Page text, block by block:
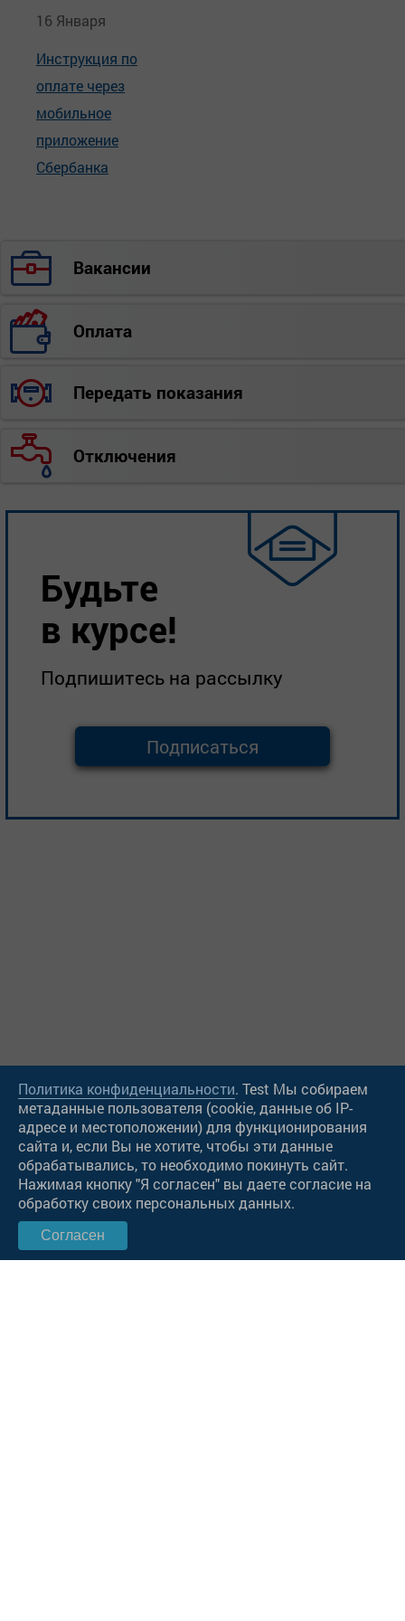
Вакансии
Оплата
Передать показания
Отключения
Будьте
в курсе!
Подпишитесь на рассылку
Подписаться
16 Января
Инструкция по
оплате через
мобильное
приложение
Сбербанка
Политика конфиденциальности. Test Мы собираем
метаданные пользователя (cookie, данные об IP-
адресе и местоположении) для функционирования
сайта и, если Вы не хотите, чтобы эти данные
обрабатывались, то необходимо покинуть сайт.
Нажимая кнопку "Я согласен" вы даете согласие на
обработку своих персональных данных.
Согласен